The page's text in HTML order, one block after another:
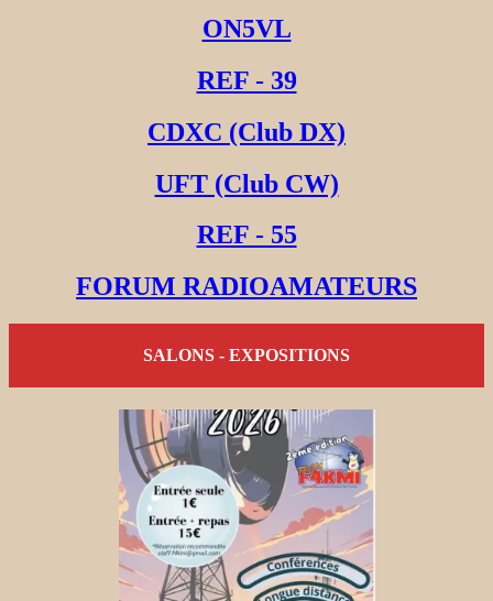
ON5VL
REF - 39
CDXC (Club DX)
UFT (Club CW)
REF - 55
FORUM RADIOAMATEURS
SALONS - EXPOSITIONS